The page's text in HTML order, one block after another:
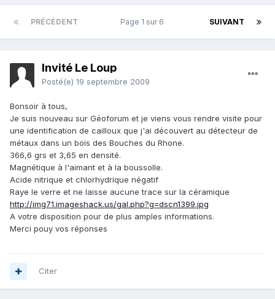
PRÉCÉDENT SUIVANT
Page 1 sur 6
Invité Le Loup
Posté(e) 19 septembre 2009
Bonsoir à tous,
Je suis nouveau sur Géoforum et je viens vous rendre visite pour
une identification de cailloux que j'ai découvert au détecteur de
métaux dans un bois des Bouches du Rhone.
366,6 grs et 3,65 en densité.
Magnétique à l'aimant et à la boussolle.
Acide nitrique et chlorhydrique négatif
Raye le verre et ne laisse aucune trace sur la céramique
http://img71.imageshack.us/gal.php?g=dscn1399.jpg
A votre disposition pour de plus amples informations.
Merci pouy vos réponses
Citer